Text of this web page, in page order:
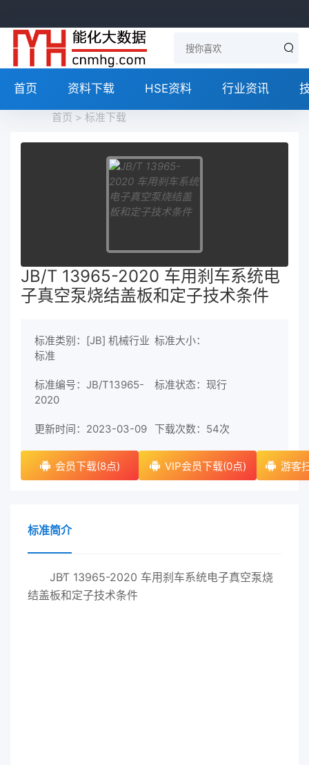
首页 资料下载 HSE资料 行业资讯
首页 > 标准下载
JB/T 13965-2020 车用刹车系统电
子真空泵烧结盖板和定子技术条件
标准类别：[JB] 机械行业
标准
标准大小：
标准编号：JB/T13965-
2020
标准状态：现行
更新时间：2023-03-09 下载次数： 54次
会员下载(8点) VIP会员下载(0点) 游客
标准简介
JB∕T 13965-2020 车用刹车系统电子真空泵烧
结盖板和定子技术条件